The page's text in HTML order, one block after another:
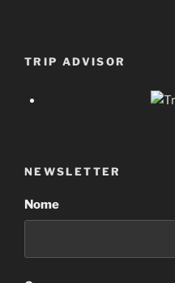
TRIP ADVISOR
NEWSLETTER
Nome